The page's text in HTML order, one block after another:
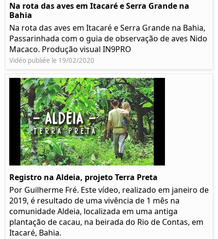
Na rota das aves em Itacaré e Serra Grande na
Bahia
Na rota das aves em Itacaré e Serra Grande na Bahia,
Passarinhada com o guia de observação de aves Nido
Macaco. Produção visual IN9PRO
Vidéo publiée le 19/02/2020
Registro na Aldeia, projeto Terra Preta
Por Guilherme Fré. Este vídeo, realizado em janeiro de
2019, é resultado de uma vivência de 1 mês na
comunidade Aldeia, localizada em uma antiga
plantação de cacau, na beirada do Rio de Contas, em
Itacaré, Bahia.